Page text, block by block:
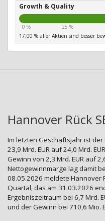
Growth & Quality
0 % 25 %
17,00 % aller Aktien sind besser
Hannover Rück
Im letzten Geschäftsjahr ist der
23,9 Mrd. EUR auf 24,0 Mrd.
Gewinn von 2,3 Mrd. EUR auf
Nettogewinnmarge lag damit
08.05.2026 meldete Hannover
Quartal, das am 31.03.2026
Ergebniszeitraum bei 6,7 Mrd.
und der Gewinn bei 710,6 Mio.